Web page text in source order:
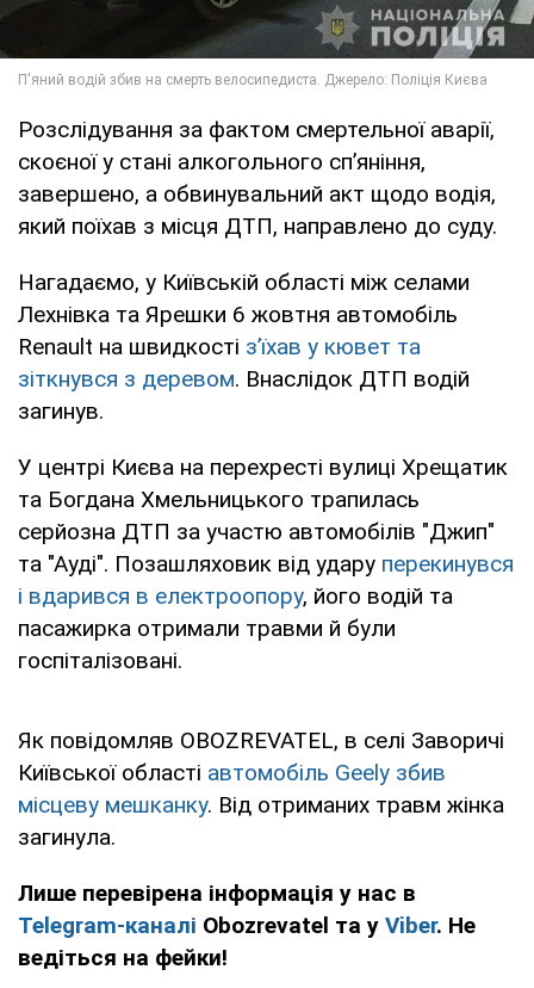
Розслідування за фактом смертельної аварії,
скоєної у стані алкогольного сп’яніння,
завершено, а обвинувальний акт щодо водія,
який поїхав з місця ДТП, направлено до суду.
Нагадаємо, у Київській області між селами
Лехнівка та Ярешки 6 жовтня автомобіль
Renault на швидкості з’їхав у кювет та
зіткнувся з деревом. Внаслідок ДТП водій
загинув.
У центрі Києва на перехресті вулиці Хрещатик
та Богдана Хмельницького трапилась
серйозна ДТП за участю автомобілів "Джип"
та "Ауді". Позашляховик від удару перекинувся
і вдарився в електроопору, його водій та
пасажирка отримали травми й були
госпіталізовані.
Як повідомляв OBOZREVATEL, в селі Заворичі
Київської області автомобіль Geely збив
місцеву мешканку. Від отриманих травм жінка
загинула.
Лише перевірена інформація у нас в
Telegram-каналі Obozrevatel та у Viber. Не
ведіться на фейки!